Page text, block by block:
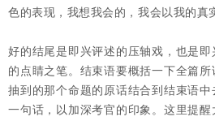
色的表现，我想我会的，我会以我的真
好的结尾是即兴评述的压轴戏，也是
的点睛之笔。结束语要概括一下全篇
抽到的那个命题的原话结合到结束语
一句话，以加深考官的印象。这里提